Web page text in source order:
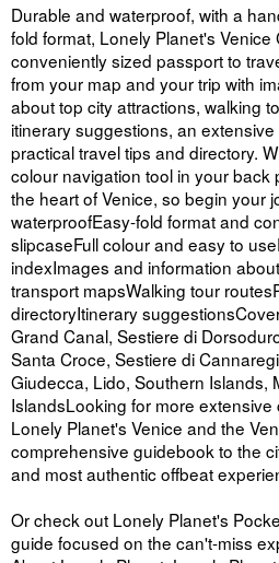
Durable and waterproof, with a
fold format, Lonely Planet's Venice
conveniently sized passport to
from your map and your trip with
about top city attractions, walking
itinerary suggestions, an
practical travel tips and directory.
colour navigation tool in your back
the heart of Venice, so begin your
waterproofEasy-fold format and
slipcaseFull colour and easy to
indexImages and information
transport mapsWalking tour
directoryItinerary
Grand Canal, Sestiere di
Santa Croce, Sestiere di
Giudecca, Lido, Southern Islands,
IslandsLooking for more
Lonely Planet's Venice and the
comprehensive guidebook to the
and most authentic offbeat
Or check out Lonely Planet's
guide focused on the can't-miss